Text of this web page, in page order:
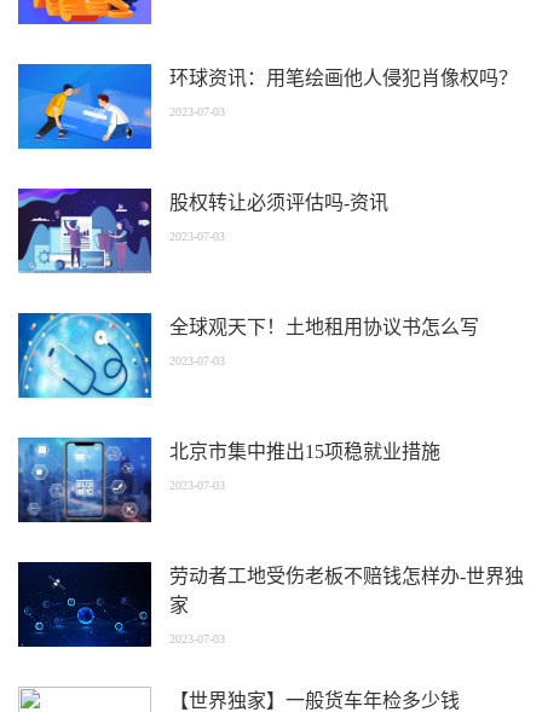
环球资讯：用笔绘画他人侵犯肖像权吗？
2023-07-03
股权转让必须评估吗-资讯
2023-07-03
全球观天下！土地租用协议书怎么写
2023-07-03
北京市集中推出15项稳就业措施
2023-07-03
劳动者工地受伤老板不赔钱怎样办-世界独
家
2023-07-03
【世界独家】一般货车年检多少钱